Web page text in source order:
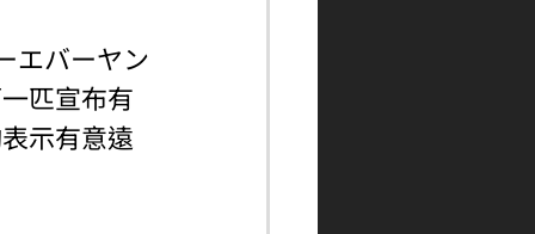
エバーヤン
匹宣布有
示有意遠